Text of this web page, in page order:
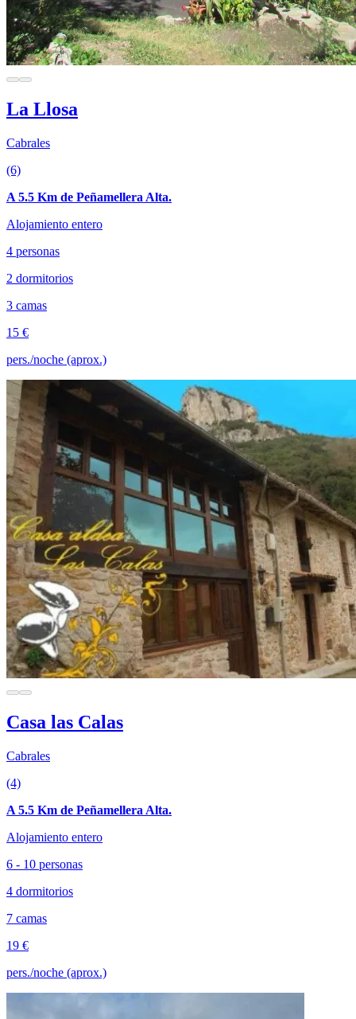
La Llosa
Cabrales
(6)
A 5.5 Km de Peñamellera Alta.
Alojamiento entero
4 personas
2 dormitorios
3 camas
15 €
pers./noche (aprox.)
Casa las Calas
Cabrales
(4)
A 5.5 Km de Peñamellera Alta.
Alojamiento entero
6 - 10 personas
4 dormitorios
7 camas
19 €
pers./noche (aprox.)